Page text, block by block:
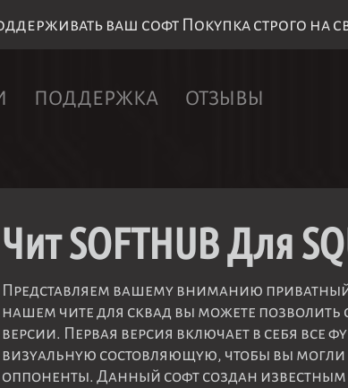
ваш софт Покупка строго на
ПОДДЕРЖКА ОТЗЫВЫ
Чит SOFTHUB Для
Представляем вашему вниманию приватный
нашем чите для сквад вы можете позволить
версии. Первая версия включает в себя все
визуальную состовляющую, чтобы вы могли
оппоненты. Данный софт создан известным